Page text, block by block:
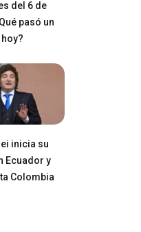
del 6 de
pasó un
inicia su
Ecuador y
Colombia